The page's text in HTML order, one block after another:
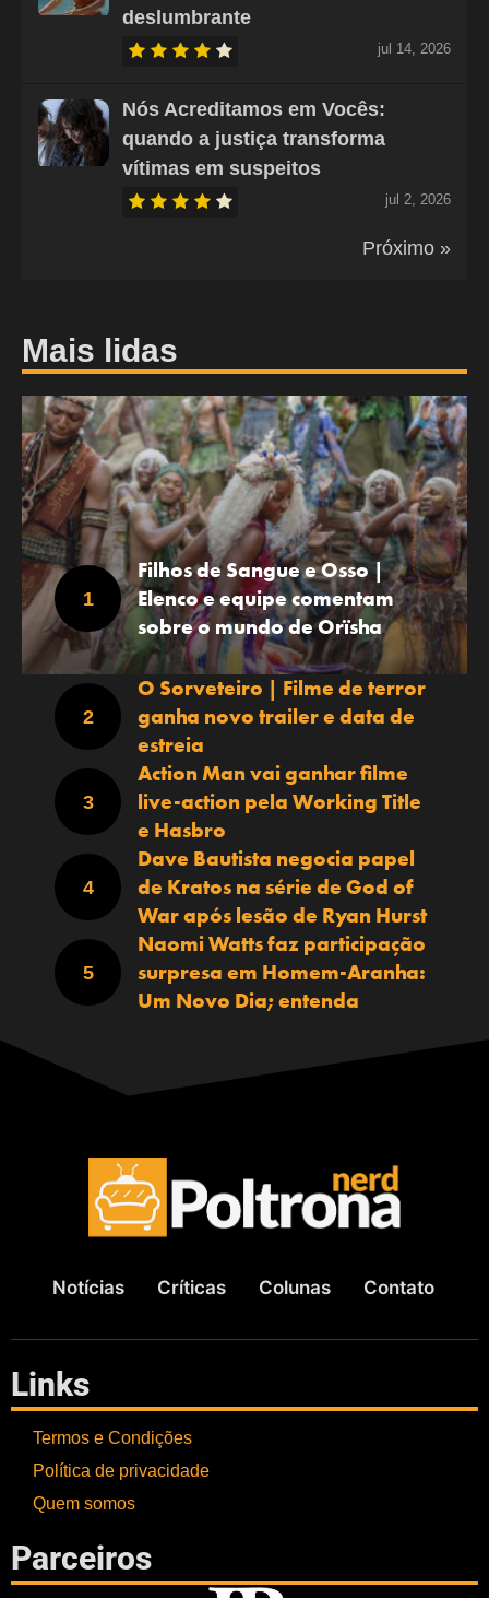
deslumbrante
jul 14, 2026
Nós Acreditamos em Vocês:
quando a justiça transforma
vítimas em suspeitos
jul 2, 2026
Próximo »
Mais lidas
Filhos de Sangue e Osso |
Elenco e equipe comentam
sobre o mundo de Orïsha
O Sorveteiro | Filme de terror
ganha novo trailer e data de
estreia
Action Man vai ganhar filme
live-action pela Working Title
e Hasbro
Dave Bautista negocia papel
de Kratos na série de God of
War após lesão de Ryan Hurst
Naomi Watts faz participação
surpresa em Homem-Aranha:
Um Novo Dia; entenda
Notícias Críticas Colunas Contato
Links
Termos e Condições
Política de privacidade
Quem somos
Parceiros